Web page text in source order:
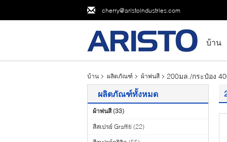
cherry@aristoindustries.com
บ้าน
บ้าน ผลิตภัณฑ์ ผ้าพ่นสี 200มล./กระป๋อง
ผลิตภัณฑ์ทั้งหมด
ผ้าพ่นสี (33)
สีสเปรย์ Graffiti (22)